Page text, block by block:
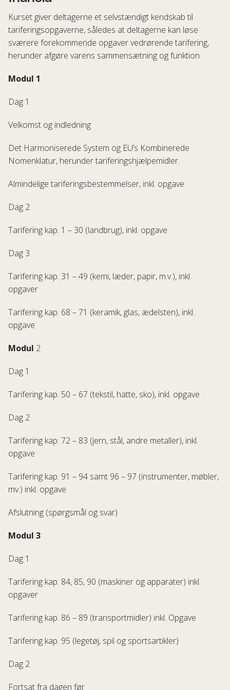
Kurset giver deltagerne et selvstændigt kendskab til
tariferingsopgaverne, således at deltagerne kan løse
sværere forekommende opgaver vedrørende tarifering,
herunder afgøre varens sammensætning og funktion
Modul 1
Dag 1
Velkomst og indledning
Det Harmoniserede System og EU’s Kombinerede
Nomenklatur, herunder tariferingshjælpemidler.
Almindelige tariferingsbestemmelser, inkl. opgave
Dag 2
Tarifering kap. 1 – 30 (landbrug), inkl. opgave
Dag 3
Tarifering kap. 31 – 49 (kemi, læder, papir, m.v.), inkl.
opgaver
Tarifering kap. 68 – 71 (keramik, glas, ædelsten), inkl.
opgave
Modul 2
Dag 1
Tarifering kap. 50 – 67 (tekstil, hatte, sko), inkl. opgave
Dag 2
Tarifering kap. 72 – 83 (jern, stål, andre metaller), inkl.
opgave
Tarifering kap. 91 – 94 samt 96 – 97 (instrumenter, møbler,
mv.) inkl. opgave
Afslutning (spørgsmål og svar)
Modul 3
Dag 1
Tarifering kap. 84, 85, 90 (maskiner og apparater) inkl.
opgaver
Tarifering kap. 86 – 89 (transportmidler) inkl. Opgave
Tarifering kap. 95 (legetøj, spil og sportsartikler)
Dag 2
Fortsat fra dagen før